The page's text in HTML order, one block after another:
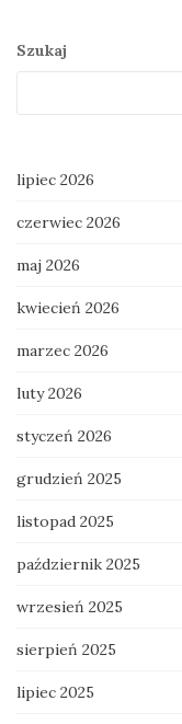
Szukaj
lipiec 2026
czerwiec 2026
maj 2026
kwiecień 2026
marzec 2026
luty 2026
styczeń 2026
grudzień 2025
listopad 2025
październik 2025
wrzesień 2025
sierpień 2025
lipiec 2025